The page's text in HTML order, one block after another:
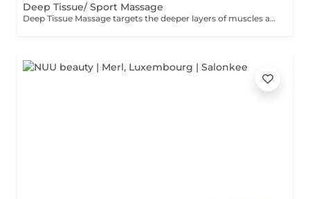
Deep Tissue/ Sport Massage
Deep Tissue Massage targets the deeper layers of muscles and connective tissue to relieve chronic tension, reduce pain, improve mobility, and support muscle recovery.